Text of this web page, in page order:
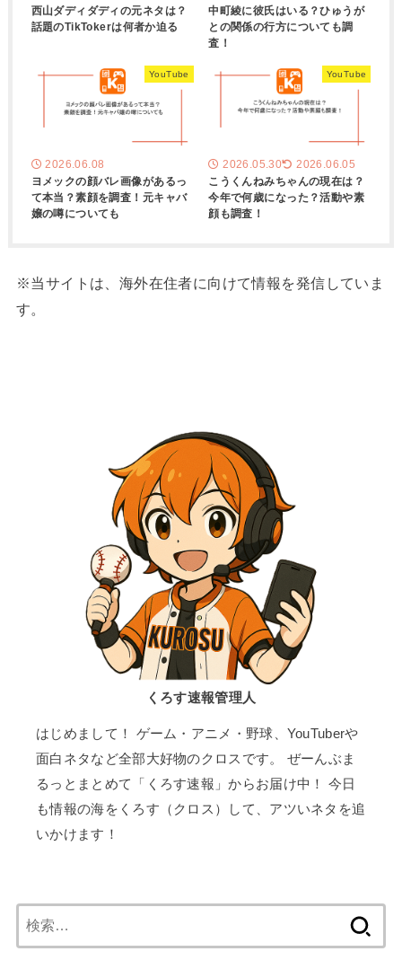
西山ダディダディの元ネタは？
話題のTikTokerは何者か迫る
中町綾に彼氏はいる？ひゅうが
との関係の行方についても調
査！
YouTube
2026.06.08
ヨメックの顔バレ画像があるっ
て本当？素顔を調査！元キャバ
嬢の噂についても
YouTube
2026.05.30 2026.06.05
こうくんねみちゃんの現在は？
今年で何歳になった？活動や素
顔も調査！
※当サイトは、海外在住者に向けて情報を発信していま
す。
くろす速報管理人
はじめまして！ ゲーム・アニメ・野球、YouTuberや
面白ネタなど全部大好物のクロスです。 ぜーんぶま
るっとまとめて「くろす速報」からお届け中！ 今日
も情報の海をくろす（クロス）して、アツいネタを追
いかけます！
索: